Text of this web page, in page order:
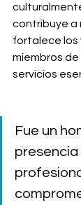
contribuye a
fortalece los
miembros de
servicios
Fue un